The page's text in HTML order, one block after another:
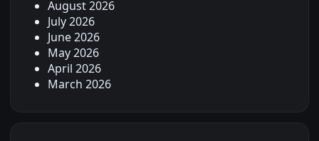
August 2026
July 2026
June 2026
May 2026
April 2026
March 2026